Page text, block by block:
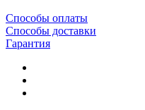
Способы оплаты
Способы доставки
Гарантия